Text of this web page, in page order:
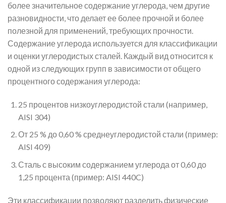
более значительное содержание углерода, чем другие
разновидности, что делает ее более прочной и более
полезной для применений, требующих прочности.
Содержание углерода используется для классификации
и оценки углеродистых сталей. Каждый вид относится к
одной из следующих групп в зависимости от общего
процентного содержания углерода:
25 процентов низкоуглеродистой стали (например,
AISI 304)
От 25 % до 0,60 % среднеуглеродистой стали (пример:
AISI 409)
Сталь с высоким содержанием углерода от 0,60 до
1,25 процента (пример: AISI 440C)
Эти классификации позволяют разделить физические